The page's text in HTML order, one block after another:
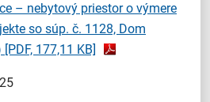
– nebytový priestor o výmere
so súp. č. 1128, Dom
[PDF, 177,11 KB]